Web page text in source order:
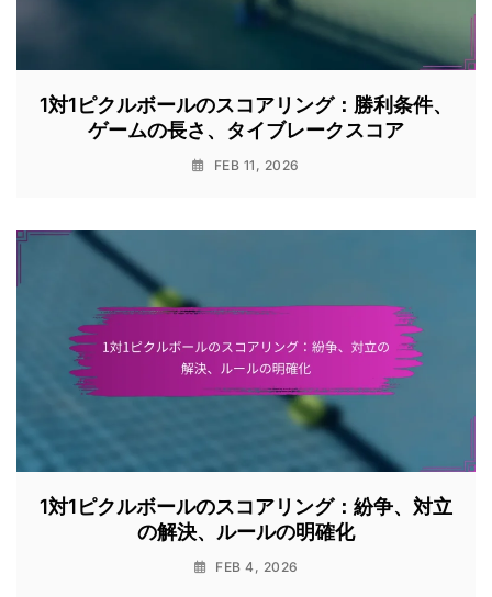
1対1ピクルボールのスコアリング：勝利条件、
ゲームの長さ、タイブレークスコア
FEB 11, 2026
1対1ピクルボールのスコアリング：紛争、対立
の解決、ルールの明確化
FEB 4, 2026